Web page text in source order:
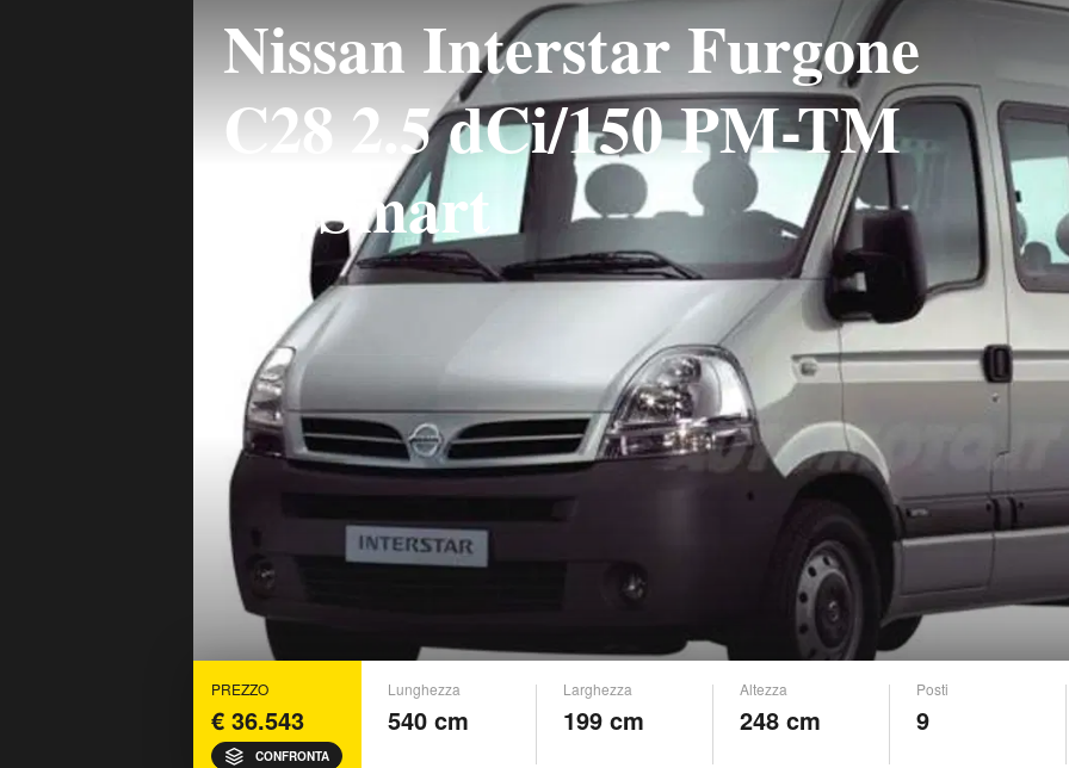
Nissan Interstar Furgone
C28 2.5 dCi/150 PM-TM
Co.Smart
PREZZO
€ 36.543
CONFRONTA
Lunghezza
540 cm
Larghezza
199 cm
Altezza
248 cm
Posti
9